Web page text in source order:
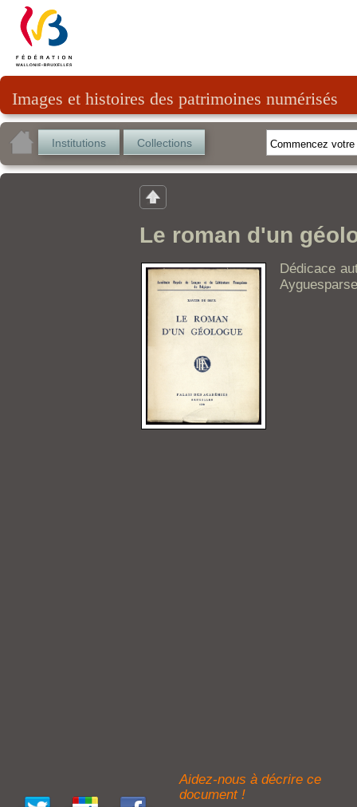
Images et histoires des patrimoines numérisés
Institutions Collections
Le roman d'un
Dédicace
Aidez-nous à décrire ce
document !